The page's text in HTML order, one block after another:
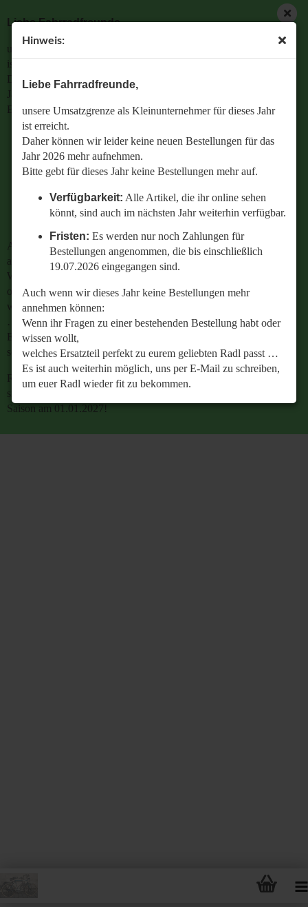
Hinweis:
Liebe Fahrradfreunde,
unsere Umsatzgrenze als Kleinunternehmer für dieses Jahr
ist erreicht.
Daher können wir leider keine neuen Bestellungen für das
Jahr 2026 mehr aufnehmen.
Bitte gebt für dieses Jahr keine Bestellungen mehr auf.
Verfügbarkeit: Alle Artikel, die ihr online sehen
könnt, sind auch im nächsten Jahr weiterhin verfügbar.
Fristen: Es werden nur noch Zahlungen für
Bestellungen angenommen, die bis einschließlich
19.07.2026 eingegangen sind.
Auch wenn wir dieses Jahr keine Bestellungen mehr
annehmen können:
Wenn ihr Fragen zu einer bestehenden Bestellung habt oder
wissen wollt,
welches Ersatzteil perfekt zu eurem geliebten Radl passt …
Es ist auch weiterhin möglich, uns per E-Mail zu schreiben,
um euer Radl wieder fit zu bekommen.
Retrobike wünscht euch eine gesunde Radlzeit und freut
Liebe Fahrradfreunde,
unsere Umsatzgrenze als Kleinunternehmer für dieses Jahr
ist erreicht.
Daher können wir leider keine neuen Bestellungen für das
Jahr 2026 mehr aufnehmen.
Bitte gebt für dieses Jahr keine Bestellungen mehr auf.
Verfügbarkeit: Alle Artikel, die ihr online sehen
könnt, sind auch im nächsten Jahr weiterhin
verfügbar.
Bestellungen angenommen, die bis einschließlich
19.07.2026 eingegangen sind.
Auch wenn wir dieses Jahr keine Bestellungen mehr
annehmen können:
Wenn ihr Fragen zu einer bestehenden Bestellung habt
oder wissen wollt,
welches Ersatzteil perfekt zu eurem geliebten Radl passt
…
Es ist auch weiterhin möglich, uns per E-Mail zu
schreiben, um euer Radl wieder fit zu bekommen.
Retrobike wünscht euch eine gesunde Radlzeit und freut
sich schon jetzt auf den gemeinsamen Start in die neue
Saison am 01.01.2027!